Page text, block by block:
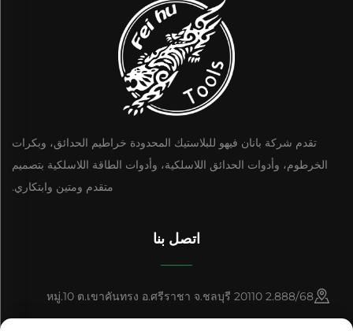
تقدم شركة بانان فيهو للبلاستيك المحدودة خراطيم الحدائق، وبكرات
الخرطوم، وأدوات الحدائق اللاسلكية، وأدوات الطاقة اللاسلكية بتصميم
متقدم ومتين وابتكاري.
اتصل بنا
2.888/68 หมู่.10 ต.เขาคันทรง อ.ศรีราชา จ.ชลบุรี 20110